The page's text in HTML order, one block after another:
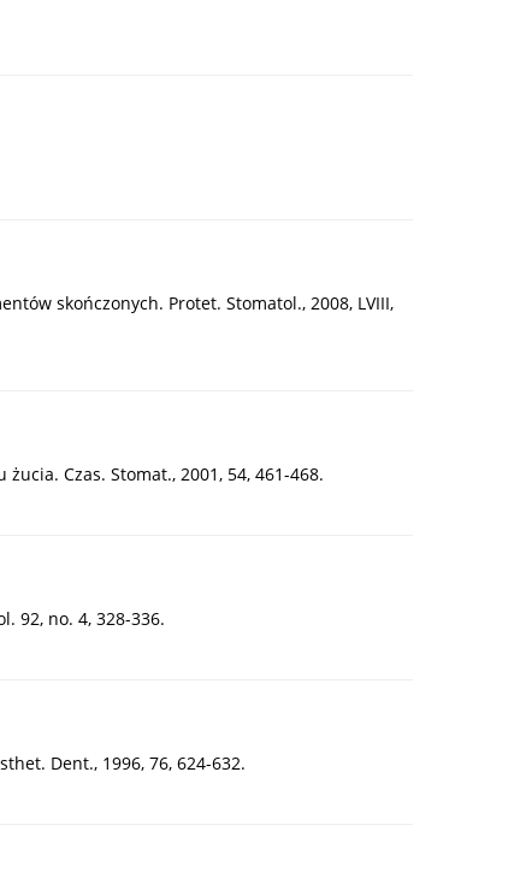
skończonych. Protet. Stomatol., 2008, LVIII,
Czas. Stomat., 2001, 54, 461-468.
92, no. 4, 328-336.
Dent., 1996, 76, 624-632.